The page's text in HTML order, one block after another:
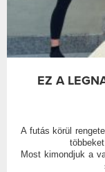
EZ A
A futás körül
Most kimondjuk a